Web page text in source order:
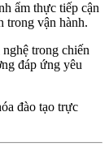
ẩm thực tiếp cận
trong vận hành.
trong chiến
đáp ứng yêu
đào tạo trực